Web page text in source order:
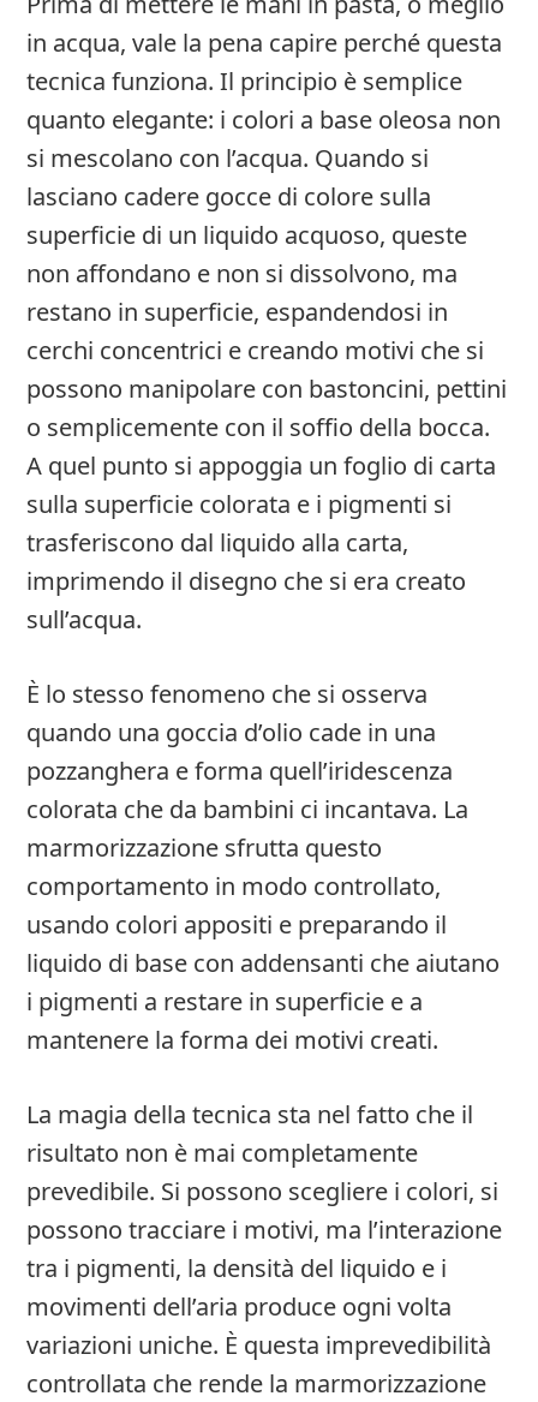
in acqua, vale la pena capire perché questa
tecnica funziona. Il principio è semplice
quanto elegante: i colori a base oleosa non
si mescolano con l’acqua. Quando si
lasciano cadere gocce di colore sulla
superficie di un liquido acquoso, queste
non affondano e non si dissolvono, ma
restano in superficie, espandendosi in
cerchi concentrici e creando motivi che si
possono manipolare con bastoncini, pettini
o semplicemente con il soffio della bocca.
A quel punto si appoggia un foglio di carta
sulla superficie colorata e i pigmenti si
trasferiscono dal liquido alla carta,
imprimendo il disegno che si era creato
sull’acqua.
È lo stesso fenomeno che si osserva
quando una goccia d’olio cade in una
pozzanghera e forma quell’iridescenza
colorata che da bambini ci incantava. La
marmorizzazione sfrutta questo
comportamento in modo controllato,
usando colori appositi e preparando il
liquido di base con addensanti che aiutano
i pigmenti a restare in superficie e a
mantenere la forma dei motivi creati.
La magia della tecnica sta nel fatto che il
risultato non è mai completamente
prevedibile. Si possono scegliere i colori, si
possono tracciare i motivi, ma l’interazione
tra i pigmenti, la densità del liquido e i
movimenti dell’aria produce ogni volta
variazioni uniche. È questa imprevedibilità
controllata che rende la marmorizzazione